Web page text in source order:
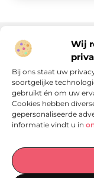
Wij
Bij ons staat uw
soortgelijke
gebruikt én om uw
Cookies hebben
gepersonaliseerde
informatie vindt u in
zetten
, praktische
Onze